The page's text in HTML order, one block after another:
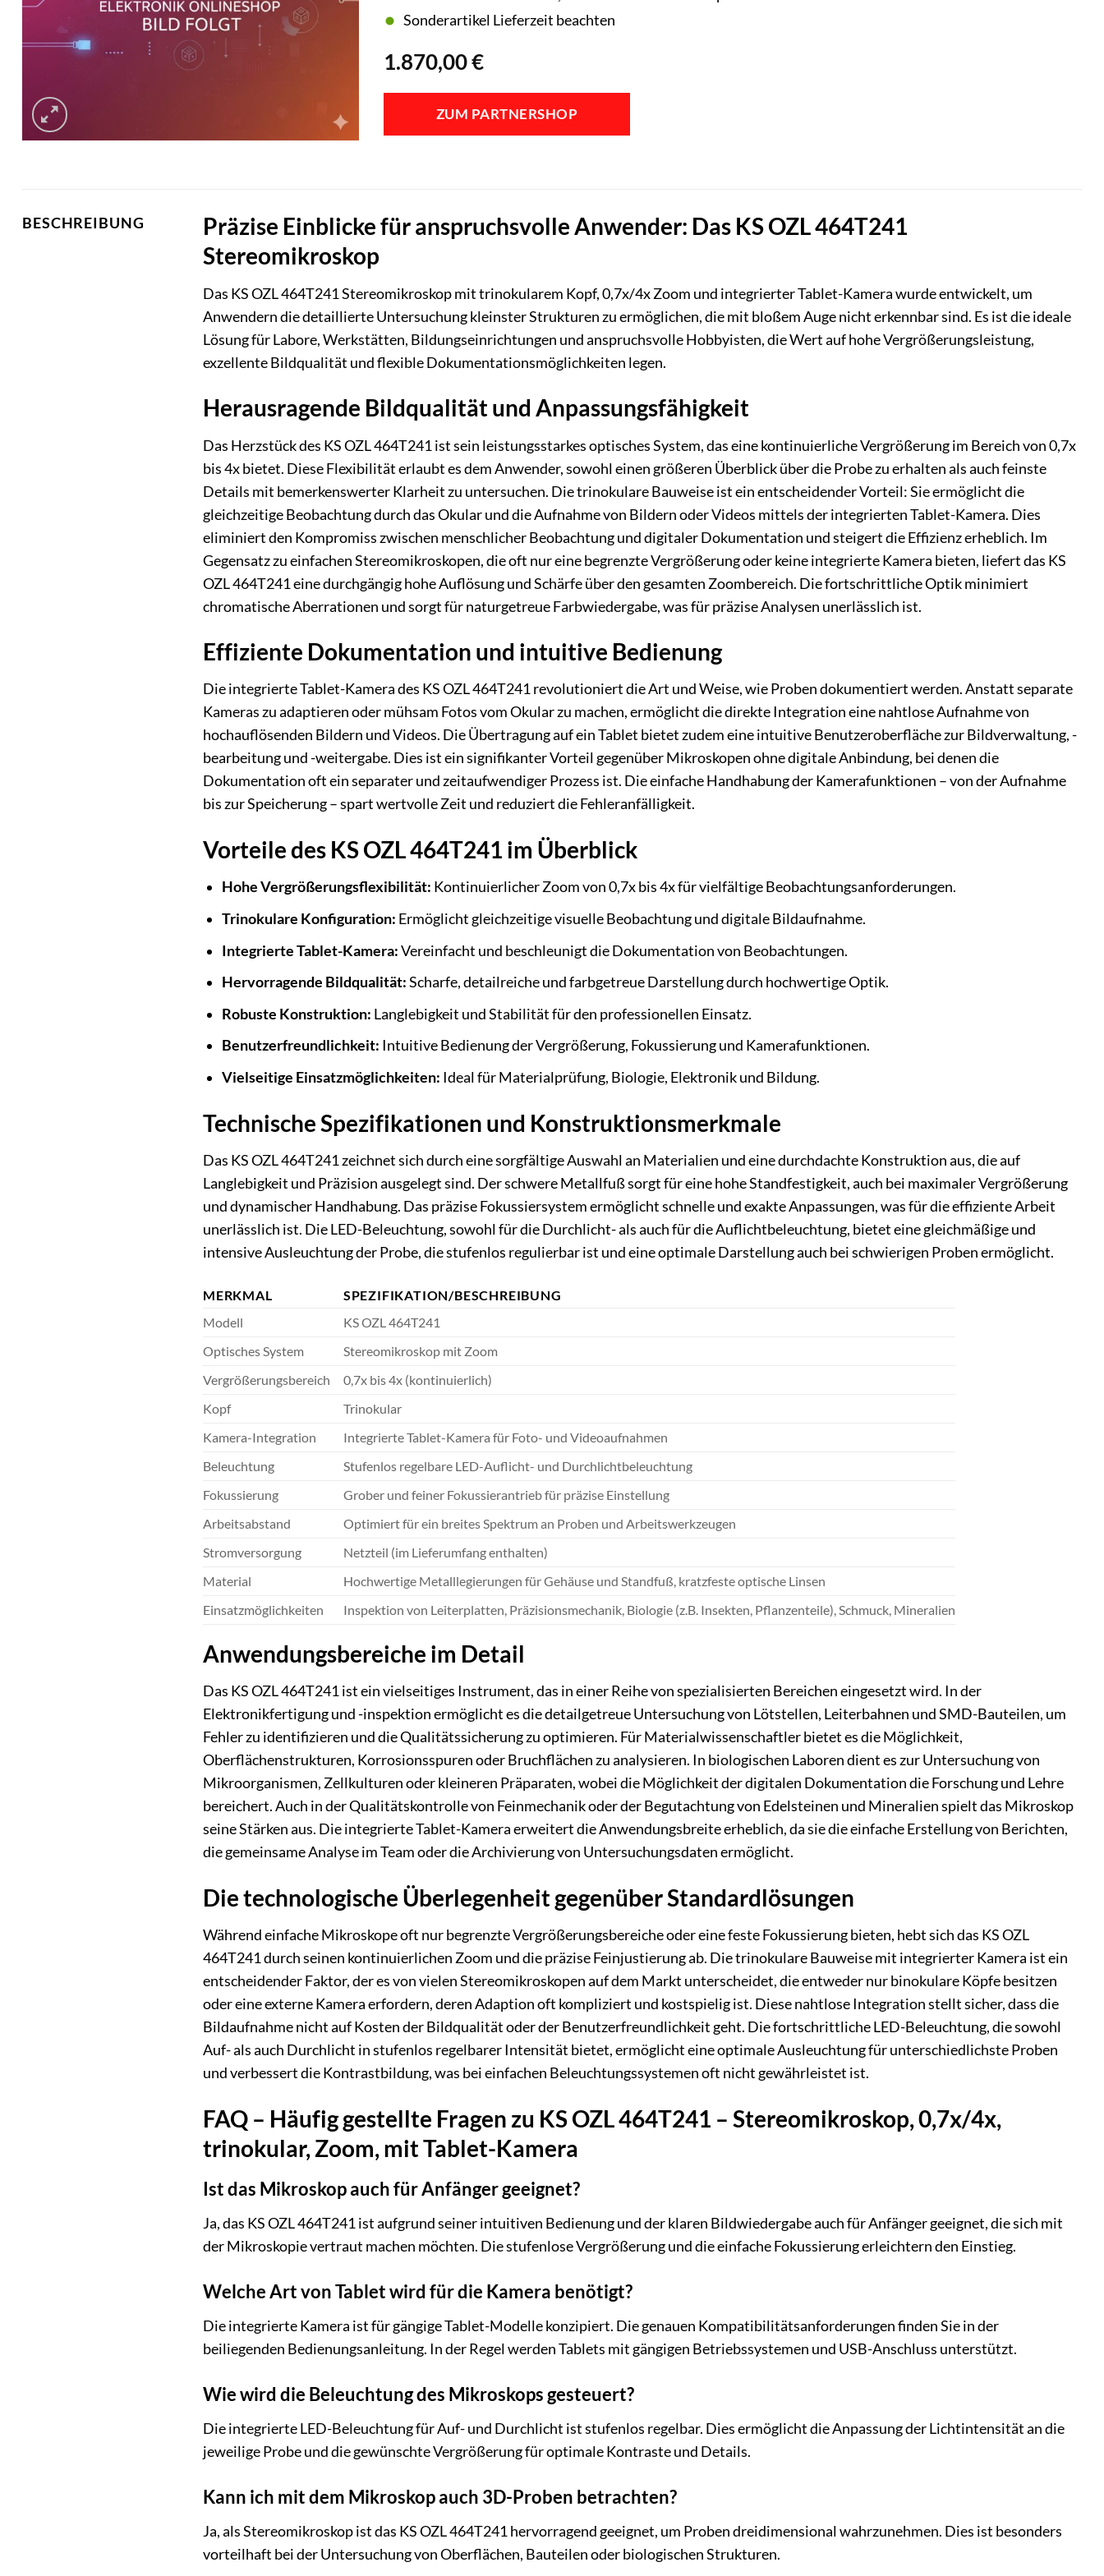
1.870,00€
Sonderartikel Lieferzeit beachten
ZUM PARTNERSHOP
BESCHREIBUNG
Präzise Einblicke für anspruchsvolle Anwender: Das KS OZL 464T241
Stereomikroskop
Das KS OZL 464T241 Stereomikroskop mit trinokularem Kopf, 0,7x/4x Zoom und integrierter Tablet-Kamera wurde entwickelt, um
Anwendern die detaillierte Untersuchung kleinster Strukturen zu ermöglichen, die mit bloßem Auge nicht erkennbar sind. Es ist die ideale
Lösung für Labore, Werkstätten, Bildungseinrichtungen und anspruchsvolle Hobbyisten, die Wert auf hohe Vergrößerungsleistung,
exzellente Bildqualität und flexible Dokumentationsmöglichkeiten legen.
Herausragende Bildqualität und Anpassungsfähigkeit
Das Herzstück des KS OZL 464T241 ist sein leistungsstarkes optisches System, das eine kontinuierliche Vergrößerung im Bereich von 0,7x
bis 4x bietet. Diese Flexibilität erlaubt es dem Anwender, sowohl einen größeren Überblick über die Probe zu erhalten als auch feinste
Details mit bemerkenswerter Klarheit zu untersuchen. Die trinokulare Bauweise ist ein entscheidender Vorteil: Sie ermöglicht die
gleichzeitige Beobachtung durch das Okular und die Aufnahme von Bildern oder Videos mittels der integrierten Tablet-Kamera. Dies
eliminiert den Kompromiss zwischen menschlicher Beobachtung und digitaler Dokumentation und steigert die Effizienz erheblich. Im
Gegensatz zu einfachen Stereomikroskopen, die oft nur eine begrenzte Vergrößerung oder keine integrierte Kamera bieten, liefert das KS
OZL 464T241 eine durchgängig hohe Auflösung und Schärfe über den gesamten Zoombereich. Die fortschrittliche Optik minimiert
chromatische Aberrationen und sorgt für naturgetreue Farbwiedergabe, was für präzise Analysen unerlässlich ist.
Effiziente Dokumentation und intuitive Bedienung
Die integrierte Tablet-Kamera des KS OZL 464T241 revolutioniert die Art und Weise, wie Proben dokumentiert werden. Anstatt separate
Kameras zu adaptieren oder mühsam Fotos vom Okular zu machen, ermöglicht die direkte Integration eine nahtlose Aufnahme von
hochauflösenden Bildern und Videos. Die Übertragung auf ein Tablet bietet zudem eine intuitive Benutzeroberfläche zur Bildverwaltung, -
bearbeitung und -weitergabe. Dies ist ein signifikanter Vorteil gegenüber Mikroskopen ohne digitale Anbindung, bei denen die
Dokumentation oft ein separater und zeitaufwendiger Prozess ist. Die einfache Handhabung der Kamerafunktionen – von der Aufnahme
bis zur Speicherung – spart wertvolle Zeit und reduziert die Fehleranfälligkeit.
Vorteile des KS OZL 464T241 im Überblick
Hohe Vergrößerungsflexibilität: Kontinuierlicher Zoom von 0,7x bis 4x für vielfältige Beobachtungsanforderungen.
Trinokulare Konfiguration: Ermöglicht gleichzeitige visuelle Beobachtung und digitale Bildaufnahme.
Integrierte Tablet-Kamera:Vereinfacht und beschleunigt die Dokumentation von Beobachtungen.
Hervorragende Bildqualität:Scharfe, detailreiche und farbgetreue Darstellung durch hochwertige Optik.
Robuste Konstruktion: Langlebigkeit und Stabilität für den professionellen Einsatz.
Benutzerfreundlichkeit: Intuitive Bedienung der Vergrößerung, Fokussierung und Kamerafunktionen.
Vielseitige Einsatzmöglichkeiten: Ideal für Materialprüfung, Biologie, Elektronik und Bildung.
Technische Spezifikationen und Konstruktionsmerkmale
Das KS OZL 464T241 zeichnet sich durch eine sorgfältige Auswahl an Materialien und eine durchdachte Konstruktion aus, die auf
Langlebigkeit und Präzision ausgelegt sind. Der schwere Metallfuß sorgt für eine hohe Standfestigkeit, auch bei maximaler Vergrößerung
und dynamischer Handhabung. Das präzise Fokussiersystem ermöglicht schnelle und exakte Anpassungen, was für die effiziente Arbeit
unerlässlich ist. Die LED-Beleuchtung, sowohl für die Durchlicht- als auch für die Auflichtbeleuchtung, bietet eine gleichmäßige und
intensive Ausleuchtung der Probe, die stufenlos regulierbar ist und eine optimale Darstellung auch bei schwierigen Proben ermöglicht.
MERKMAL
SPEZIFIKATION/BESCHREIBUNG
Modell
KS OZL 464T241
Optisches System
Stereomikroskop mit Zoom
Vergrößerungsbereich
0,7x bis 4x (kontinuierlich)
Kopf
Trinokular
Kamera-Integration
Integrierte Tablet-Kamera für Foto- und Videoaufnahmen
Beleuchtung
Stufenlos regelbare LED-Auflicht- und Durchlichtbeleuchtung
Fokussierung
Grober und feiner Fokussierantrieb für präzise Einstellung
Arbeitsabstand
Optimiert für ein breites Spektrum an Proben und Arbeitswerkzeugen
Stromversorgung
Netzteil (im Lieferumfang enthalten)
Material
Hochwertige Metalllegierungen für Gehäuse und Standfuß, kratzfeste optische Linsen
Einsatzmöglichkeiten
Inspektion von Leiterplatten, Präzisionsmechanik, Biologie (z.B. Insekten, Pflanzenteile), Schmuck, Mineralien
Anwendungsbereiche im Detail
Das KS OZL 464T241 ist ein vielseitiges Instrument, das in einer Reihe von spezialisierten Bereichen eingesetzt wird. In der
Elektronikfertigung und -inspektion ermöglicht es die detailgetreue Untersuchung von Lötstellen, Leiterbahnen und SMD-Bauteilen, um
Fehler zu identifizieren und die Qualitätssicherung zu optimieren. Für Materialwissenschaftler bietet es die Möglichkeit,
Oberflächenstrukturen, Korrosionsspuren oder Bruchflächen zu analysieren. In biologischen Laboren dient es zur Untersuchung von
Mikroorganismen, Zellkulturen oder kleineren Präparaten, wobei die Möglichkeit der digitalen Dokumentation die Forschung und Lehre
bereichert. Auch in der Qualitätskontrolle von Feinmechanik oder der Begutachtung von Edelsteinen und Mineralien spielt das Mikroskop
seine Stärken aus. Die integrierte Tablet-Kamera erweitert die Anwendungsbreite erheblich, da sie die einfache Erstellung von Berichten,
die gemeinsame Analyse im Team oder die Archivierung von Untersuchungsdaten ermöglicht.
Die technologische Überlegenheit gegenüber Standardlösungen
Während einfache Mikroskope oft nur begrenzte Vergrößerungsbereiche oder eine feste Fokussierung bieten, hebt sich das KS OZL
464T241 durch seinen kontinuierlichen Zoom und die präzise Feinjustierung ab. Die trinokulare Bauweise mit integrierter Kamera ist ein
entscheidender Faktor, der es von vielen Stereomikroskopen auf dem Markt unterscheidet, die entweder nur binokulare Köpfe besitzen
oder eine externe Kamera erfordern, deren Adaption oft kompliziert und kostspielig ist. Diese nahtlose Integration stellt sicher, dass die
Bildaufnahme nicht auf Kosten der Bildqualität oder der Benutzerfreundlichkeit geht. Die fortschrittliche LED-Beleuchtung, die sowohl
Auf- als auch Durchlicht in stufenlos regelbarer Intensität bietet, ermöglicht eine optimale Ausleuchtung für unterschiedlichste Proben
und verbessert die Kontrastbildung, was bei einfachen Beleuchtungssystemen oft nicht gewährleistet ist.
FAQ – Häufig gestellte Fragen zu KS OZL 464T241 – Stereomikroskop, 0,7x/4x,
trinokular, Zoom, mit Tablet-Kamera
Ist das Mikroskop auch für Anfänger geeignet?
Ja, das KS OZL 464T241 ist aufgrund seiner intuitiven Bedienung und der klaren Bildwiedergabe auch für Anfänger geeignet, die sich mit
der Mikroskopie vertraut machen möchten. Die stufenlose Vergrößerung und die einfache Fokussierung erleichtern den Einstieg.
Welche Art von Tablet wird für die Kamera benötigt?
Die integrierte Kamera ist für gängige Tablet-Modelle konzipiert. Die genauen Kompatibilitätsanforderungen finden Sie in der
beiliegenden Bedienungsanleitung. In der Regel werden Tablets mit gängigen Betriebssystemen und USB-Anschluss unterstützt.
Wie wird die Beleuchtung des Mikroskops gesteuert?
Die integrierte LED-Beleuchtung für Auf- und Durchlicht ist stufenlos regelbar. Dies ermöglicht die Anpassung der Lichtintensität an die
jeweilige Probe und die gewünschte Vergrößerung für optimale Kontraste und Details.
Kann ich mit dem Mikroskop auch 3D-Proben betrachten?
Ja, als Stereomikroskop ist das KS OZL 464T241 hervorragend geeignet, um Proben dreidimensional wahrzunehmen. Dies ist besonders
vorteilhaft bei der Untersuchung von Oberflächen, Bauteilen oder biologischen Strukturen.